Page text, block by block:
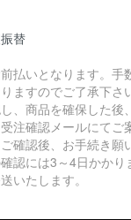
替
払いとなります。手
ますのでご了承下さ
、商品を確保した後
注確認メールにてご
確認後、お手続き願
認には3～4日かかり
いたします。